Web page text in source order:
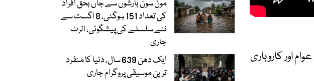
میں عوام اور کاروباری
مون سون بارشوں سے جاں بحق افراد
کی تعداد 151 ہوگئی، 8 اگست سے
نئے سلسلے کی پیشگوئی، الرٹ
جاری
ایک دھن 639 سال، دنیا کا منفرد
ترین موسیقی پروگرام جاری